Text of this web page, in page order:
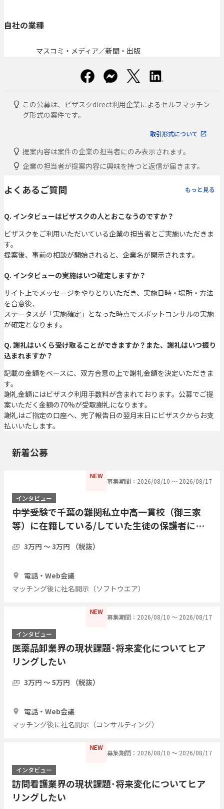
自社の業種
マスコミ・メディア／新聞・出版
この公募は、ビザスクdirect利用企業によるセルフマッチン
グ形式の案件です。
取引形式について
提案内容は案件の企業の担当者にのみ表示されます。
企業の担当者が提案内容に興味を持つと返信が届きます。
よくあるご質問 もっと見る
Q. インタビューはビザスクの人とおこなうのですか？
ビザスクをご利用いただいている企業の担当者とご実施いただきま
す。
提案後、事前の相談が開始されると、企業名が開示されます。
Q. インタビューの実施はいつ確定しますか？
サイト上でメッセージをやりとりいただき、実施日時・場所・方法
を合意後、
ステータスが「実施確定」となった時点でスポットコンサルの実施
が確定となります。
Q. 謝礼はいくら受け取ることができますか？また、謝礼はいつ振り
込まれますか？
記載の金額をベースに、双方合意の上で謝礼金額を決定いただきま
す。
謝礼金額にはビザスク利用手数料が含まれております。公募でご提
案いただく金額の70%が受取謝礼になります。
謝礼はご指定の口座へ、完了報告日の翌月末日にビザスクからお支
払いいたします。
新着公募
NEW
募集期間：2026/08/10 〜 2026/08/17
インタビュー
中学受験で千葉の難関私立中高一貫校（御三家
等）に在籍している/していた生徒の保護者にイ
3万円 〜 3万円 （税抜）
電話・Web会議
マッチング後に社名開示（ソフトウエア）
NEW
募集期間：2026/08/10 〜 2026/08/17
インタビュー
医薬品卸業界の現状課題･将来変化についてヒア
リングしたい
3万円 〜 5万円 （税抜）
電話・Web会議
マッチング後に社名開示（コンサルティング）
NEW
募集期間：2026/08/10 〜 2026/08/17
インタビュー
訪問看護業界の現状課題･将来変化についてヒア
リングしたい